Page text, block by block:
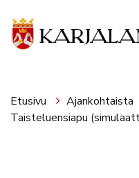
Etusivu Ajankohtaista
Taisteluensiapu